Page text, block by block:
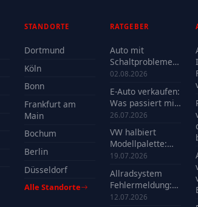
STANDORTE
Dortmund
Köln
Bonn
Frankfurt am
Main
Bochum
Berlin
Düsseldorf
Alle Standorte
RATGEBER
Auto mit
Schaltproblemen
verkaufen -
Verkauf?
02.08.2026
E-Auto verkaufen:
Was passiert mit
der Batterie?
26.07.2026
VW halbiert
Modellpalette:
Welche Modelle
19.07.2026
Allradsystem
Fehlermeldung:
Ursachen, Kosten
12.07.2026